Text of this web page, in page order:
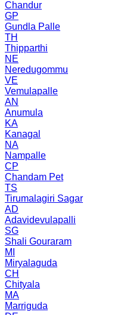
Chandur
GP
Gundla Palle
TH
Thipparthi
NE
Neredugommu
VE
Vemulapalle
AN
Anumula
KA
Kanagal
NA
Nampalle
CP
Chandam Pet
TS
Tirumalagiri Sagar
AD
Adavidevulapalli
SG
Shali Gouraram
MI
Miryalaguda
CH
Chityala
MA
Marriguda